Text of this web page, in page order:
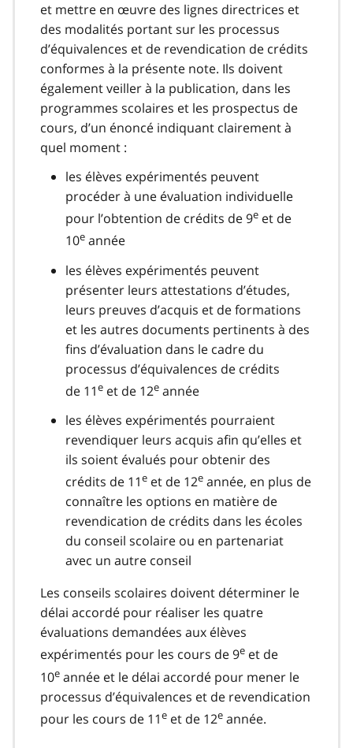
et mettre en œuvre des lignes directrices et
des modalités portant sur les processus
d’équivalences et de revendication de crédits
conformes à la présente note. Ils doivent
également veiller à la publication, dans les
programmes scolaires et les prospectus de
cours, d’un énoncé indiquant clairement à
quel moment :
les élèves expérimentés peuvent
procéder à une évaluation individuelle
pour l’obtention de crédits de 9e et de
10e année
les élèves expérimentés peuvent
présenter leurs attestations d’études,
leurs preuves d’acquis et de formations
et les autres documents pertinents à des
fins d’évaluation dans le cadre du
processus d’équivalences de crédits
de 11e et de 12e année
les élèves expérimentés pourraient
revendiquer leurs acquis afin qu’elles et
ils soient évalués pour obtenir des
crédits de 11e et de 12e année, en plus de
connaître les options en matière de
revendication de crédits dans les écoles
du conseil scolaire ou en partenariat
avec un autre conseil
Les conseils scolaires doivent déterminer le
délai accordé pour réaliser les quatre
évaluations demandées aux élèves
expérimentés pour les cours de 9e et de
10e année et le délai accordé pour mener le
processus d’équivalences et de revendication
pour les cours de 11e et de 12e année.